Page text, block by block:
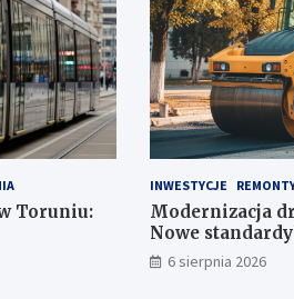
Toruniu:
INWESTYCJE
Modernizacja
Nowe
komfortu!
6 sierpnia 2026